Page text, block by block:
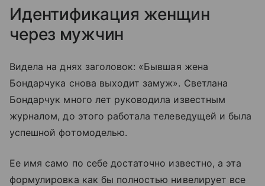
Идентификация женщин
через мужчин
Видела на днях заголовок: «Бывшая жена
Бондарчука снова выходит замуж». Светлана
Бондарчук много лет руководила известным
журналом, до этого работала телеведущей и была
успешной фотомоделью.
Ее имя само по себе достаточно известно, а эта
формулировка как бы полностью нивелирует все